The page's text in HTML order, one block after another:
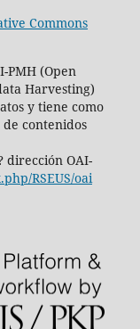
Commons
(Open
Harvesting)
y tiene como
contenidos
dirección OAI-
RSEUS/oai